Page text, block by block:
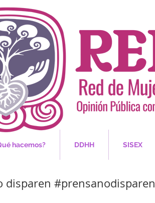
hacemos? DDHH SISEX
disparen #prensanodisparen